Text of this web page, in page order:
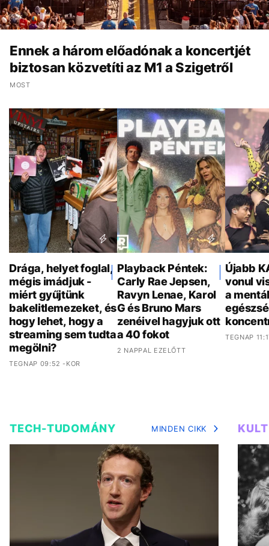
Ennek a három előadónak a koncertjét
biztosan közvetíti az M1 a Szigetről
MOST
Drága, helyet foglal,
mégis imádjuk -
miért gyűjtünk
bakelitlemezeket, és
hogy lehet, hogy a
streaming sem tudta
megölni?
TEGNAP 09:52 -KOR
Playback Péntek:
Carly Rae Jepsen,
Ravyn Lenae, Karol
G és Bruno Mars
zenéivel hagyjuk ott
a 40 fokot
2 NAPPAL EZELŐTT
Újabb
vonul
a
TEGNAP
TECH-TUDOMÁNY MINDEN CIKK